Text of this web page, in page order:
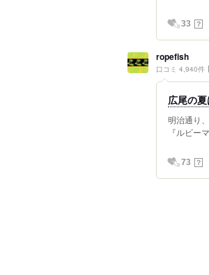
33 ？
ropefish
口コミ 4,940件
広尾の
明治通り
『ルビー
73 ？